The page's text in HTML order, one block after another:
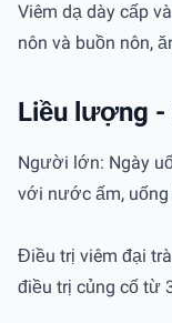
Viêm dạ dày cấp
nôn và buồn nôn,
Liều lượng -
Người lớn: Ngày
với nước ấm,
Điều trị viêm đại
điều trị củng cố từ